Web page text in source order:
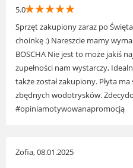
5.0 ☆
☆
☆
☆
☆
Sprzęt zakupiony zaraz po
choinkę :) Nareszcie mamy
BOSCHA Nie jest to może jakiś
zupełności nam wystarczy,
także został zakupiony. Płyta
zbędnych wodotrysków.
#opiniamotywowanapromocją
Zofia, 08.01.2025